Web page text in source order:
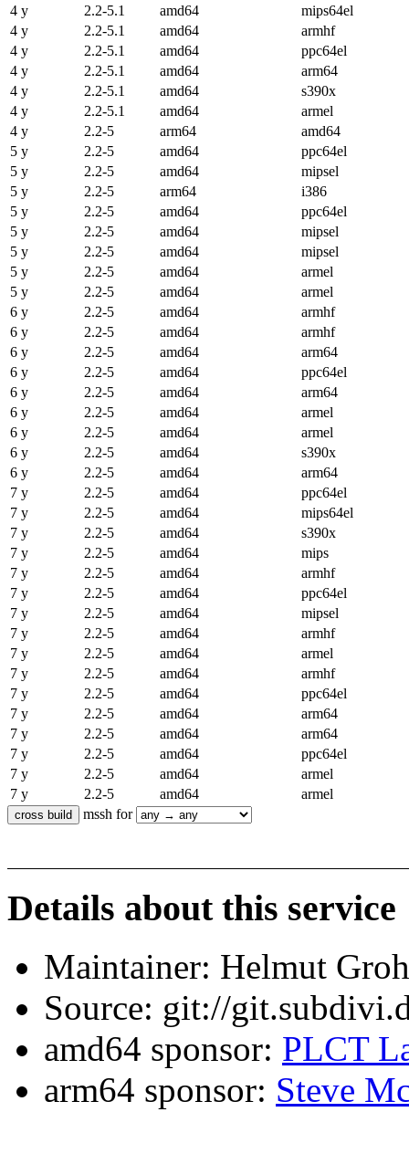
4 y
2.2-5.1 amd64
mips64el
4 y
2.2-5.1 amd64
armhf
4 y
2.2-5.1 amd64
ppc64el
4 y
2.2-5.1 amd64
arm64
4 y
2.2-5.1 amd64
s390x
4 y
2.2-5.1 amd64
armel
4 y
2.2-5 arm64
amd64
5 y
2.2-5 amd64
ppc64el
5 y
2.2-5 amd64
mipsel
5 y
2.2-5 arm64
i386
5 y
2.2-5 amd64
ppc64el
5 y
2.2-5 amd64
mipsel
5 y
2.2-5 amd64
mipsel
5 y
2.2-5 amd64
armel
5 y
2.2-5 amd64
armel
6 y
2.2-5 amd64
armhf
6 y
2.2-5 amd64
armhf
6 y
2.2-5 amd64
arm64
6 y
2.2-5 amd64
ppc64el
6 y
2.2-5 amd64
arm64
6 y
2.2-5 amd64
armel
6 y
2.2-5 amd64
armel
6 y
2.2-5 amd64
s390x
6 y
2.2-5 amd64
arm64
7 y
2.2-5 amd64
ppc64el
7 y
2.2-5 amd64
mips64el
7 y
2.2-5 amd64
s390x
7 y
2.2-5 amd64
mips
7 y
2.2-5 amd64
armhf
7 y
2.2-5 amd64
ppc64el
7 y
2.2-5 amd64
mipsel
7 y
2.2-5 amd64
armhf
7 y
2.2-5 amd64
armel
7 y
2.2-5 amd64
armhf
7 y
2.2-5 amd64
ppc64el
7 y
2.2-5 amd64
arm64
7 y
2.2-5 amd64
arm64
7 y
2.2-5 amd64
ppc64el
7 y
2.2-5 amd64
armel
7 y
2.2-5 amd64
armel
mssh for
Details about this service
Maintainer: Helmut
Source: git://
amd64 sponsor: PLCT
arm64 sponsor: Steve